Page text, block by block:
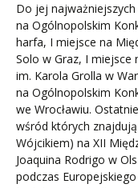
Do jej
na Ogólnopolskim
harfa, I miejsce na
Solo w Graz, I miejsce
im. Karola Grolla w
na Ogólnopolskim
we Wrocławiu.
wśród których
Wójcikiem) na XII
Joaquina Rodrigo w
podczas